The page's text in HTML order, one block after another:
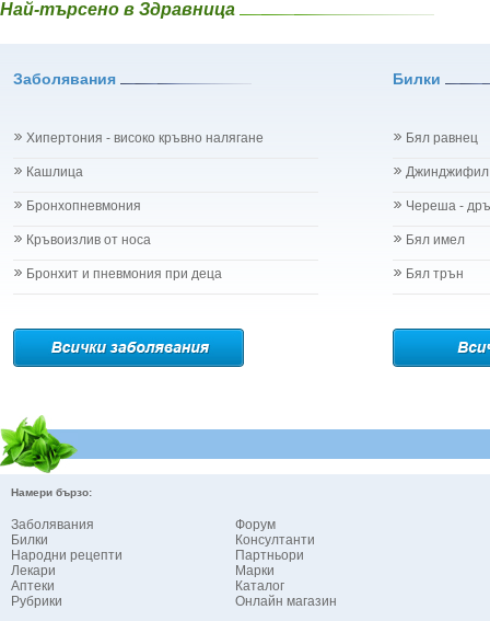
Най-търсено в Здравница
Заболявания Билки
Хипертония - високо кръвно налягане
Кашлица
Бронхопневмония
Кръвоизлив от носа
Бронхит и пневмония при деца
Бял равнец
Джинджифил
Череша -
Бял имел
Бял трън
Намери бързо:
Заболявания
Билки
Народни рецепти
Лекари
Аптеки
Рубрики
Форум
Консултанти
Партньори
Марки
Каталог
Онлайн магазин